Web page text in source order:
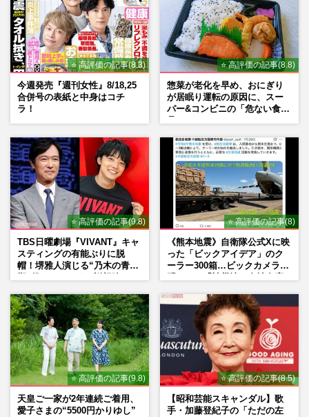
⭐ 高評価の記事(8.3)
今週発売『週刊女性』8/18,25
合併号の表紙と中身はコチ
ラ！
⭐ 高評価の記事(8.8)
惣菜が老化を早め、おにぎり
が居眠り運転の原因に、スー
パー&コンビニの「危ない食
⭐ 高評価の記事(9.8)
TBS日曜劇場『VIVANT』キャ
スティングの有能ぶりに脱
帽！堺雅人演じる“乃木の青年
マン長男・櫻井海音だった
⭐ 高評価の記事(8)
《熊本地震》自衛隊公式Xに映
った「ビックアイデア」のク
ーラー300箱…ビックカメラが
⭐ 高評価の記事(9.8)
天皇ご一家が2年連続ご着用、
愛子さまの“5500円かりゆし”
⭐ 高評価の記事(8.5)
【昭和芸能スキャンダル】歌
手・加藤登紀子の「ただの左